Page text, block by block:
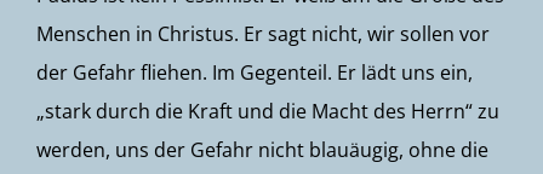
Menschen in Christus. Er sagt nicht, wir sollen vor
der Gefahr fliehen. Im Gegenteil. Er lädt uns ein,
„stark durch die Kraft und die Macht des Herrn“ zu
werden, uns der Gefahr nicht blauäugig, ohne die